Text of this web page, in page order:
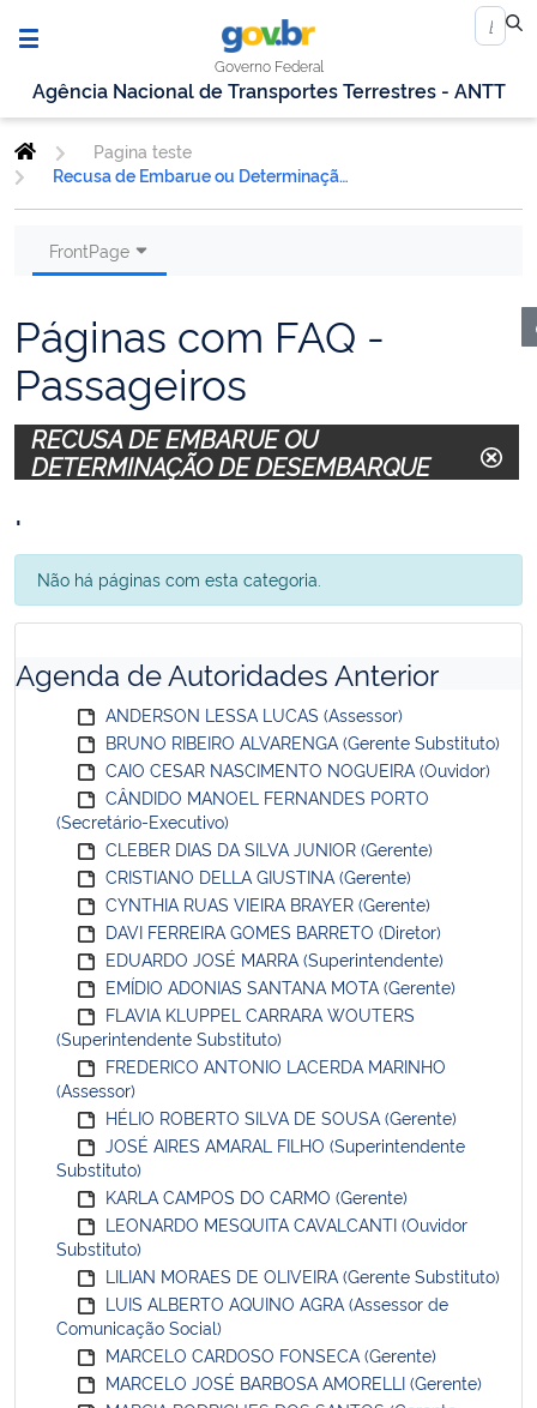
Governo Federal
Agência Nacional de Transportes Terrestres - ANTT
Pagina teste
Recusa de Embarue ou Determinação de Desembarque
FrontPage
Páginas com FAQ -
Passageiros
RECUSA DE EMBARUE OU
DETERMINAÇÃO DE DESEMBARQUE
.
Não há páginas com esta categoria.
Agenda de Autoridades Anterior
ANDERSON LESSA LUCAS (Assessor)
BRUNO RIBEIRO ALVARENGA (Gerente Substituto)
CAIO CESAR NASCIMENTO NOGUEIRA (Ouvidor)
CÂNDIDO MANOEL FERNANDES PORTO
(Secretário-Executivo)
CLEBER DIAS DA SILVA JUNIOR (Gerente)
CRISTIANO DELLA GIUSTINA (Gerente)
CYNTHIA RUAS VIEIRA BRAYER (Gerente)
DAVI FERREIRA GOMES BARRETO (Diretor)
EDUARDO JOSÉ MARRA (Superintendente)
EMÍDIO ADONIAS SANTANA MOTA (Gerente)
FLAVIA KLUPPEL CARRARA WOUTERS
(Superintendente Substituto)
FREDERICO ANTONIO LACERDA MARINHO
(Assessor)
HÉLIO ROBERTO SILVA DE SOUSA (Gerente)
JOSÉ AIRES AMARAL FILHO (Superintendente
Substituto)
KARLA CAMPOS DO CARMO (Gerente)
LEONARDO MESQUITA CAVALCANTI (Ouvidor
Substituto)
LILIAN MORAES DE OLIVEIRA (Gerente Substituto)
LUIS ALBERTO AQUINO AGRA (Assessor de
Comunicação Social)
MARCELO CARDOSO FONSECA (Gerente)
MARCELO JOSÉ BARBOSA AMORELLI (Gerente)